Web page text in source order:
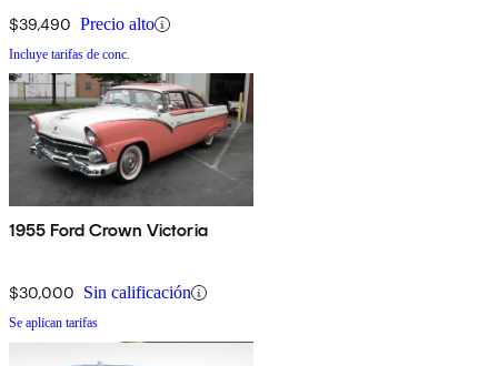
$39,490 Precio alto
Incluye tarifas de conc.
1955 Ford Crown Victoria
$30,000 Sin calificación
Se aplican tarifas